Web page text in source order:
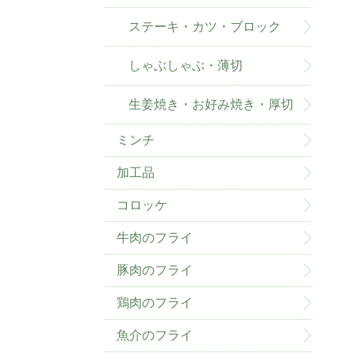
ステーキ・カツ・ブロック
しゃぶしゃぶ・薄切
生姜焼き・お好み焼き・厚切
ミンチ
加工品
コロッケ
牛肉のフライ
豚肉のフライ
鶏肉のフライ
魚介のフライ